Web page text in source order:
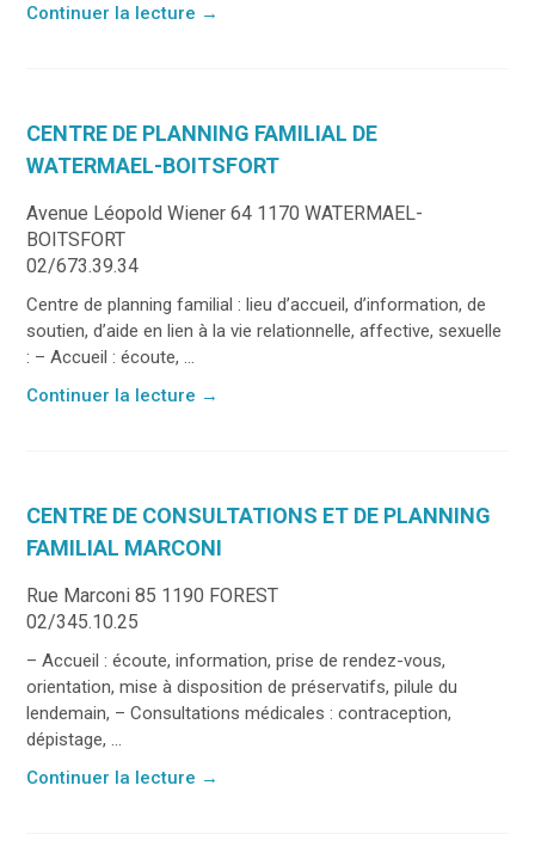
Continuer la lecture →
CENTRE DE PLANNING FAMILIAL DE
WATERMAEL-BOITSFORT
Avenue Léopold Wiener 64 1170 WATERMAEL-
BOITSFORT
02/673.39.34
Centre de planning familial : lieu d’accueil, d’information, de
soutien, d’aide en lien à la vie relationnelle, affective, sexuelle
: – Accueil : écoute, ...
Continuer la lecture →
CENTRE DE CONSULTATIONS ET DE PLANNING
FAMILIAL MARCONI
Rue Marconi 85 1190 FOREST
02/345.10.25
– Accueil : écoute, information, prise de rendez-vous,
orientation, mise à disposition de préservatifs, pilule du
lendemain, – Consultations médicales : contraception,
dépistage, ...
Continuer la lecture →